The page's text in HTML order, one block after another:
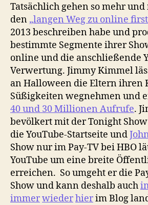
Tatsächlich gehen so mehr und
den „langen Weg zu online
2013 beschreiben habe und
bestimmte Segmente ihrer
online und die anschließende
Verwertung. Jimmy Kimmel
an Halloween die Eltern ihren
Süßigkeiten wegnehmen und
40 und 30 Millionen Aufrufe.
bevölkert mit der Tonight
die YouTube-Startseite und
Show nur im Pay-TV bei HBO
YouTube um eine breite
erreichen. So umgeht er die
Show und kann deshalb auch
immerwiederhierim Blog